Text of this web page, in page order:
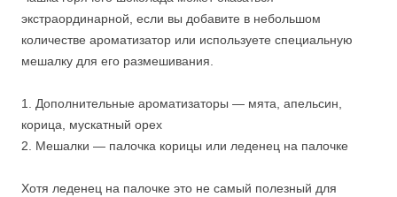
экстраординарной, если вы добавите в небольшом
количестве ароматизатор или используете специальную
мешалку для его размешивания.
1. Дополнительные ароматизаторы — мята, апельсин,
корица, мускатный орех
2. Мешалки — палочка корицы или леденец на палочке
Хотя леденец на палочке это не самый полезный для